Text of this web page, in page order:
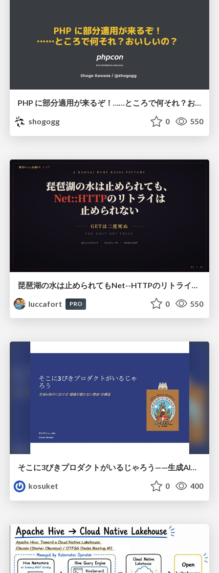
PHP に部分適用が来るぞ！……ところで何それ？おいしいの？ #phpcon / phpcon-2026
shogogg
0 550
luccafort
PRO 0 550
そこに3びきプロダクトがいるじゃろう——生成AI時代における“価値が届かない理由”の構造
kosuket
0 400